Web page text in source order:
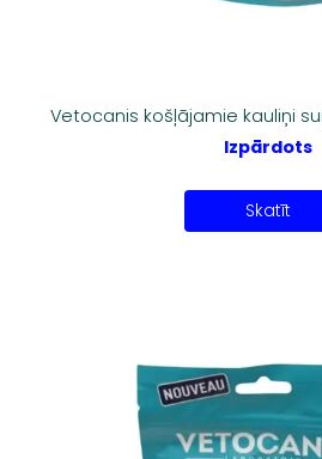
Vetocanis košļājamie kauliņi
Izpārdots
Skatīt